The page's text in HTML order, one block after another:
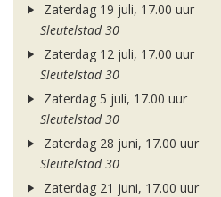
Zaterdag 19 juli, 17.00 uur
Sleutelstad 30
Zaterdag 12 juli, 17.00 uur
Sleutelstad 30
Zaterdag 5 juli, 17.00 uur
Sleutelstad 30
Zaterdag 28 juni, 17.00 uur
Sleutelstad 30
Zaterdag 21 juni, 17.00 uur